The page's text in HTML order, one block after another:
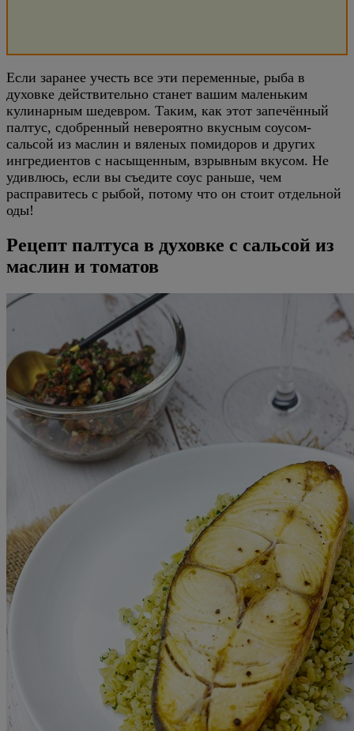
Если заранее учесть все эти переменные, рыба в
духовке действительно станет вашим маленьким
кулинарным шедевром. Таким, как этот запечённый
палтус, сдобренный невероятно вкусным соусом-
сальсой из маслин и вяленых помидоров и других
ингредиентов с насыщенным, взрывным вкусом. Не
удивлюсь, если вы съедите соус раньше, чем
расправитесь с рыбой, потому что он стоит отдельной
оды!
Рецепт палтуса в духовке с сальсой из
маслин и томатов